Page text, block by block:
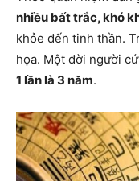
nhiều bất trắc, khó
khỏe đến tinh thần.
họa. Một đời người cứ
1 lần là 3 năm.